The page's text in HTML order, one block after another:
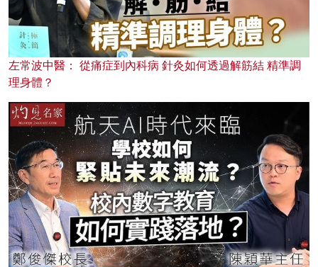
左常波中醫： 從痛症到內科病 針灸如何透過解筋結 精準調
理身體？